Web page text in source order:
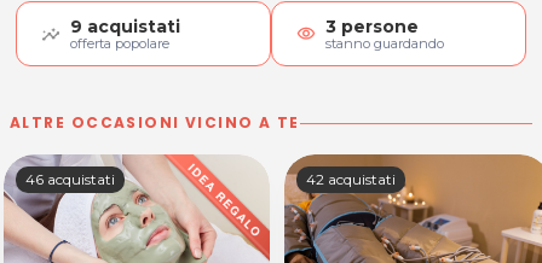
9 acquistati
offerta popolare visibility 3 persone
stanno guardando
ALTRE OCCASIONI VICINO A TE
46 acquistati 42 acquistati